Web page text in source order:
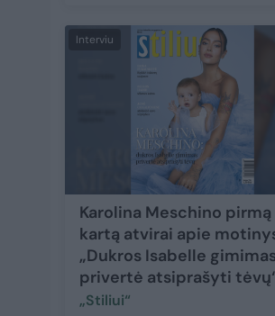
Interviu
Karolina Meschino pirmą
kartą atvirai apie
„Dukros Isabelle
privertė atsiprašyti
„Stiliui“